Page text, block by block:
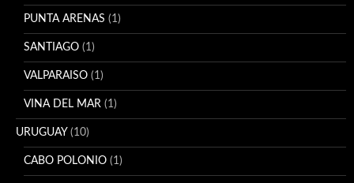
PUNTA ARENAS (1)
SANTIAGO (1)
VALPARAISO (1)
VINA DEL MAR (1)
URUGUAY (10)
CABO POLONIO (1)